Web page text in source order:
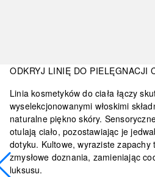
ODKRYJ LINIĘ DO PIELĘGNACJI
Linia kosmetyków do ciała łączy
wyselekcjonowanymi włoskimi
naturalne piękno skóry.
otulają ciało, pozostawiając je
dotyku. Kultowe, wyraziste zapachy
zmysłowe doznania, zamieniając
luksusu.